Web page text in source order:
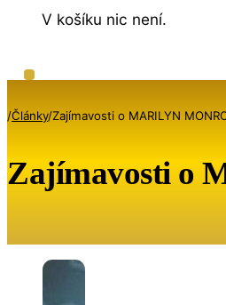
V košíku nic není.
/Články/Zajímavosti o MARILYN
Zajímavosti o